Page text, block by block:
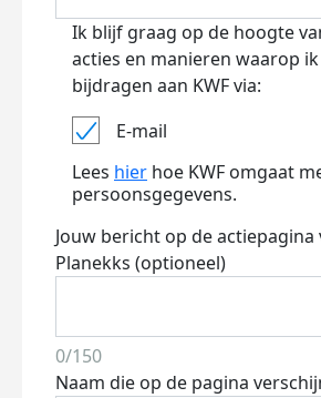
Ik blijf graag op de hoogte
acties en manieren waarop
bijdragen aan KWF via:
E-mail
Lees hier hoe KWF omgaat
persoonsgegevens.
Jouw bericht op de actiepagina
Planekks (optioneel)
0/150
Naam die op de pagina